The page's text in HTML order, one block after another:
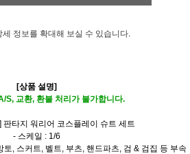
세 정보를 확대해 보실 수 있습니다.
[상품 설명]
S, 교환, 환불 처리가 불가합니다.
판타지 워리어 코스플레이 슈트 세트
- 스케일 : 1/6
토, 스커트, 벨트, 부츠, 핸드파츠, 검 & 검집 등 부속